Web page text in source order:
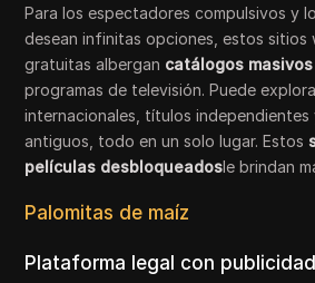
Para los espectadores compulsivos y
desean infinitas opciones, estos sitios
gratuitas albergan catálogos masivos
programas de televisión. Puede
internacionales, títulos independientes
antiguos, todo en un solo lugar. Estos
películas desbloqueadosle brindan
Palomitas de maíz
Plataforma legal con